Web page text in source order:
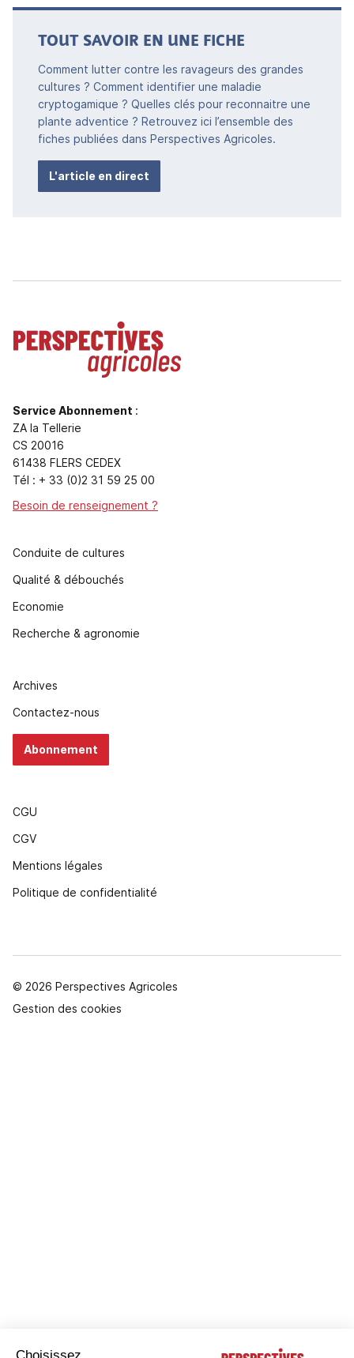
TOUT SAVOIR EN UNE FICHE
Comment lutter contre les ravageurs des grandes
cultures ? Comment identifier une maladie
cryptogamique ? Quelles clés pour reconnaitre une
plante adventice ? Retrouvez ici l’ensemble des
fiches publiées dans Perspectives Agricoles.
L'article en direct
Service Abonnement :
ZA la Tellerie
CS 20016
61438 FLERS CEDEX
Tél : + 33 (0)2 31 59 25 00
Besoin de renseignement ?
Conduite de cultures
Qualité & débouchés
Economie
Recherche & agronomie
Archives
Contactez-nous
Abonnement
CGU
CGV
Mentions légales
Politique de confidentialité
© 2026 Perspectives Agricoles
Gestion des cookies